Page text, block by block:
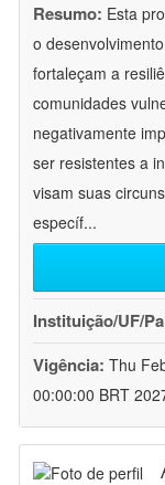
Resumo: Esta
o
fortaleçam a
comunidades
negativamente
ser resistentes a
visam suas
específ...
Instituição/UF/
Vigência: Thu
00:00:00 BRT